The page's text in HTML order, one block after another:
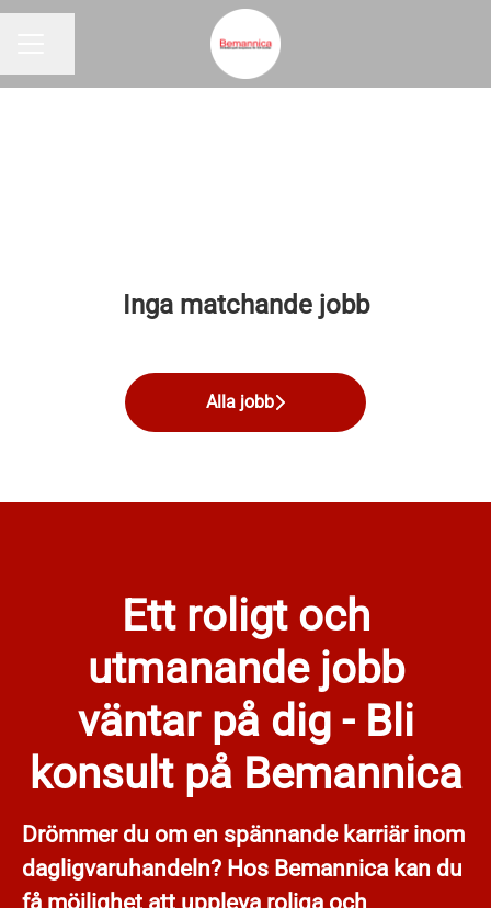
Inga matchande jobb
Alla jobb
Ett roligt och
utmanande jobb
väntar på dig - Bli
konsult på Bemannica
Drömmer du om en spännande karriär inom
dagligvaruhandeln? Hos Bemannica kan du
få möjlighet att uppleva roliga och